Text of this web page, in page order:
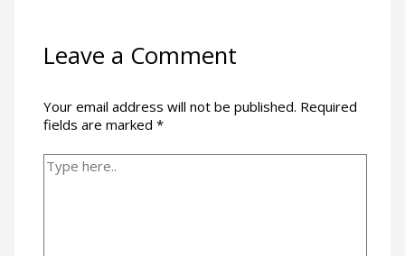
Leave a Comment
Your email address will not be published. Required
fields are marked*
Type
here..